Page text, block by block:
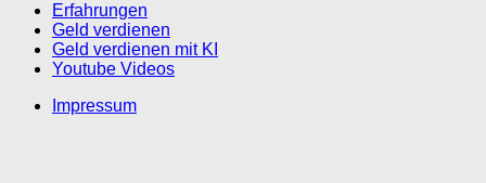
Erfahrungen
Geld verdienen
Geld verdienen mit KI
Youtube Videos
Impressum